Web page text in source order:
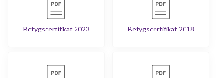
Betygscertifikat 2023 Betygscertifikat 2018